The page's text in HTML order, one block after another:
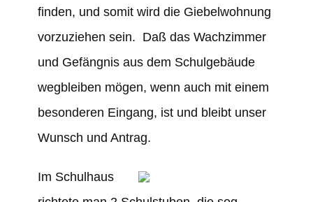
finden, und somit wird die Giebelwohnung
vorzuziehen sein. Daß das Wachzimmer
und Gefängnis aus dem Schulgebäude
wegbleiben mögen, wenn auch mit einem
besonderen Eingang, ist und bleibt unser
Wunsch und Antrag.
Im Schulhaus